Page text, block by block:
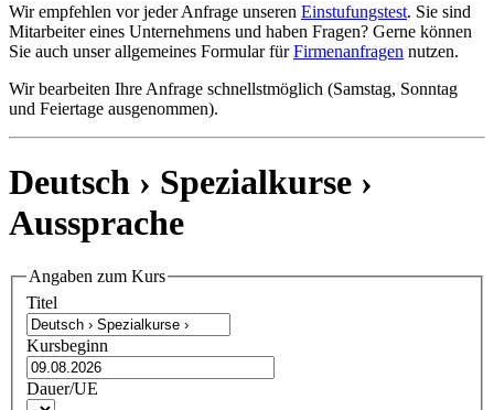
Wir empfehlen vor jeder Anfrage unseren Einstufungstest. Sie sind
Mitarbeiter eines Unternehmens und haben Fragen? Gerne können
Sie auch unser allgemeines Formular fürFirmenanfragen nutzen.
Wir bearbeiten Ihre Anfrage schnellstmöglich (Samstag, Sonntag
und Feiertage ausgenommen).
Deutsch › Spezialkurse ›
Aussprache
Angaben zum Kurs
Titel
Kursbeginn
Dauer/UE